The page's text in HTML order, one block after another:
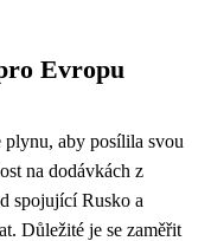
Evropu
aby posílila svou
na dodávkách z
spojující Rusko a
Důležité je se zaměřit